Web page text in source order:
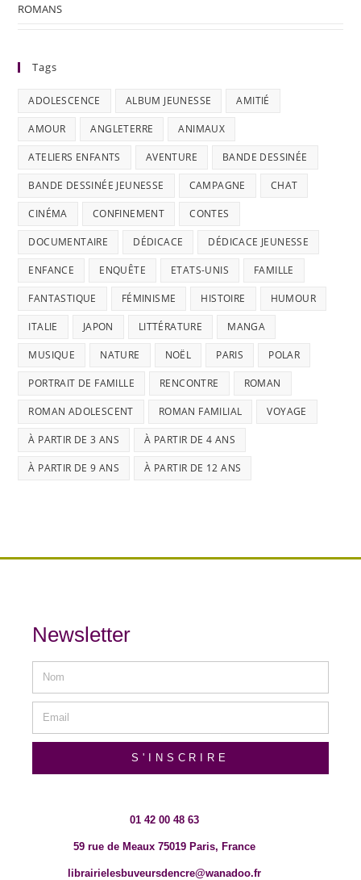
ROMANS
Tags
ADOLESCENCE ALBUM JEUNESSE AMITIÉ
AMOUR ANGLETERRE ANIMAUX
ATELIERS ENFANTS AVENTURE BANDE DESSINÉE
BANDE DESSINÉE JEUNESSE CAMPAGNE CHAT
CINÉMA CONFINEMENT CONTES
DOCUMENTAIRE DÉDICACE DÉDICACE JEUNESSE
ENFANCE ENQUÊTE ETATS-UNIS FAMILLE
FANTASTIQUE FÉMINISME HISTOIRE HUMOUR
ITALIE JAPON LITTÉRATURE MANGA
MUSIQUE NATURE NOËL PARIS POLAR
PORTRAIT DE FAMILLE RENCONTRE ROMAN
ROMAN ADOLESCENT ROMAN FAMILIAL VOYAGE
À PARTIR DE 3 ANS À PARTIR DE 4 ANS
À PARTIR DE 9 ANS À PARTIR DE 12 ANS
Newsletter
S'INSCRIRE
01 42 00 48 63
59 rue de Meaux 75019 Paris, France
librairielesbuveursdencre@wanadoo.fr